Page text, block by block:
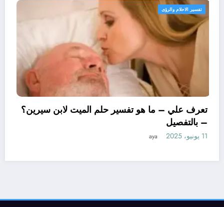
تعرف علي – ما هو
سيرين لتفسير حلم